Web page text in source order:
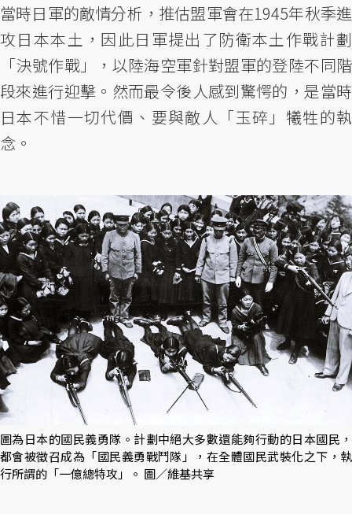
當時日軍的敵情分析，推估盟軍會在1945年秋季進
攻日本本土，因此日軍提出了防衛本土作戰計劃
「決號作戰」，以陸海空軍針對盟軍的登陸不同階
段來進行迎擊。然而最令後人感到驚愕的，是當時
日本不惜一切代價、要與敵人「玉碎」犧牲的執
念。
圖為日本的國民義勇隊。計劃中絕大多數還能夠行動的日本國民，
都會被徵召成為「國民義勇戰鬥隊」，在全體國民武裝化之下，執
行所謂的「一億總特攻」。 圖／維基共享